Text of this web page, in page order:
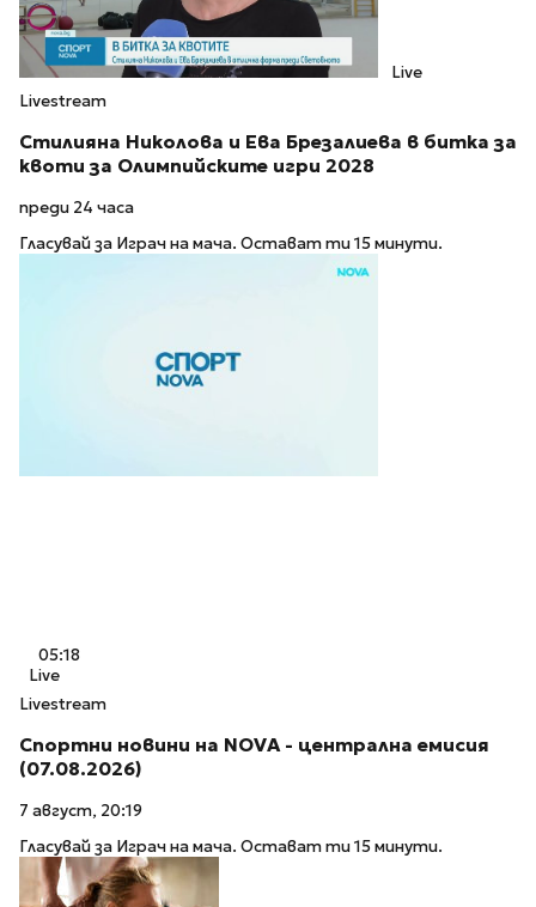
Live
Livestream
Стилияна Николова и Ева Брезалиева в битка за
квоти за Олимпийските игри 2028
преди 24 часа
Гласувай за Играч на мача. Остават ти 15 минути.
05:18
Live
Livestream
Спортни новини на NOVA - централна емисия
(07.08.2026)
7 август, 20:19
Гласувай за Играч на мача. Остават ти 15 минути.